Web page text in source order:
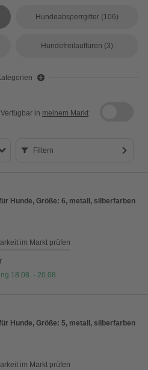
Hundeabsperrgitter (106)
Hundefreilauftüren (3)
Verfügbar in meinem Markt
Filtern
Hunde, Größe: 6, metall, silberfarben
im Markt prüfen
18.08. - 20.08.
Hunde, Größe: 5, metall, silberfarben
im Markt prüfen